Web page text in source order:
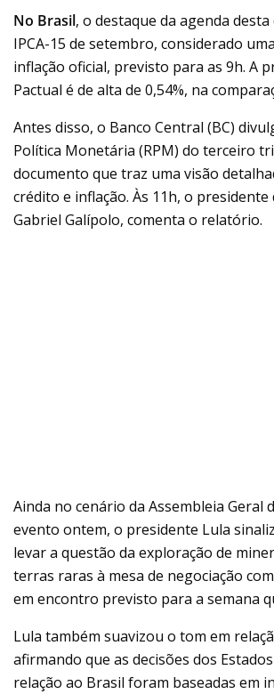
No Brasil, o destaque da agenda
IPCA-15 de setembro, considerado
inflação oficial, previsto para as 9h. A
Pactual é de alta de 0,54%, na
Antes disso, o Banco Central (BC)
Política Monetária (RPM) do terceiro
documento que traz uma visão
crédito e inflação. Às 11h, o
Gabriel Galípolo, comenta o relatório.
Ainda no cenário da Assembleia Geral
evento ontem, o presidente Lula
levar a questão da exploração de
terras raras à mesa de negociação
em encontro previsto para a semana
Lula também suavizou o tom em
afirmando que as decisões dos
relação ao Brasil foram baseadas em